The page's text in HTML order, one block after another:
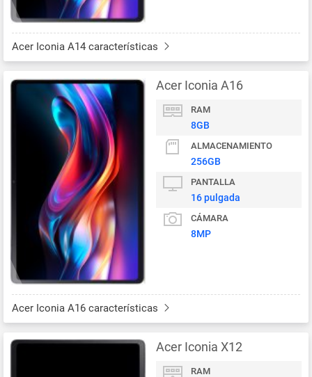
Acer Iconia A14 características
Acer Iconia A16
RAM
8GB
ALMACENAMIENTO
256GB
PANTALLA
16 pulgada
CÁMARA
8MP
Acer Iconia A16 características
Acer Iconia X12
RAM